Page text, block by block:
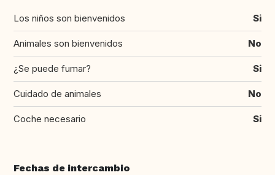
Los niños son bienvenidos Si
Animales son bienvenidos No
¿Se puede fumar? Si
Cuidado de animales No
Coche necesario Si
Fechas de intercambio